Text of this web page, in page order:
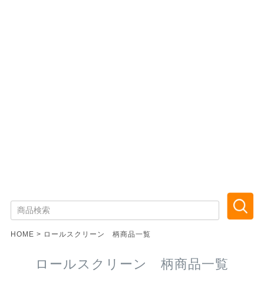
HOME ロールスクリーン 柄商品一覧
ロールスクリーン 柄商品一覧
登録順
価格が安い順
価格が高い順
キーワードヒット順